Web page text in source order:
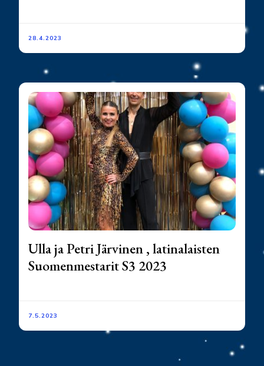
28.4.2023
Ulla ja Petri Järvinen , latinalaisten
Suomenmestarit S3 2023
7.5.2023